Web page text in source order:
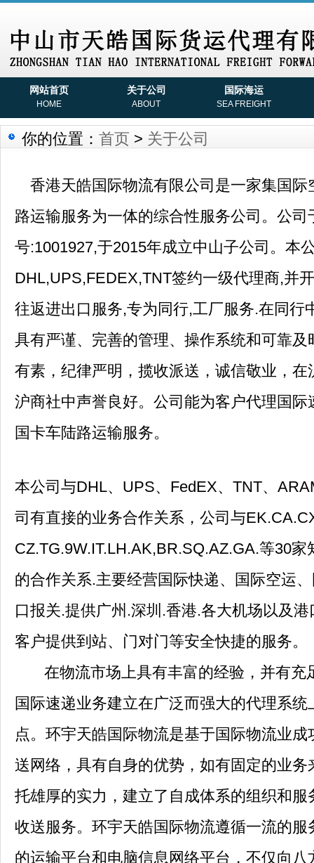
网站首页
HOME
关于公司
ABOUT
国际海运
SEA FREIGHT
你的位置： 首页 > 关于公司
香港天皓国际物流有限公司是一家集国
路运输服务为一体的综合性服务公司。公
号:1001927,于2015年成立中山子公司。本
DHL,UPS,FEDEX,TNT签约一级代理商,并
往返进出口服务,专为同行,工厂服务.在同行
具有严谨、完善的管理、操作系统和可靠
有素，纪律严明，揽收派送，诚信敬业，
沪商社中声誉良好。公司能为客户代理国
国卡车陆路运输服务。
本公司与DHL、UPS、FedEX、TNT、
司有直接的业务合作关系，公司与
CZ.TG.9W.IT.LH.AK,BR.SQ.AZ.GA.等30
的合作关系.主要经营国际快递、国际空运
口报关.提供广州.深圳.香港.各大机场以及
客户提供到站、门对门等安全快捷的服务。
在物流市场上具有丰富的经验，并有充
国际速递业务建立在广泛而强大的代理系
点。环宇天皓国际物流是基于国际物流业
送网络，具有自身的优势，如有固定的业
托雄厚的实力，建立了自成体系的组织和
收送服务。环宇天皓国际物流遵循一流的
的运输平台和电脑信息网络平台，不仅向